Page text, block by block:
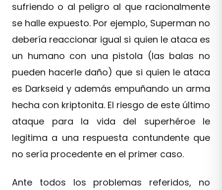
sufriendo o al peligro al que racionalmente
se halle expuesto. Por ejemplo, Superman no
debería reaccionar igual si quien le ataca es
un humano con una pistola (las balas no
pueden hacerle daño) que si quien le ataca
es Darkseid y además empuñando un arma
hecha con kriptonita. El riesgo de este último
ataque para la vida del superhéroe le
legitima a una respuesta contundente que
no sería procedente en el primer caso.
Ante todos los problemas referidos, no